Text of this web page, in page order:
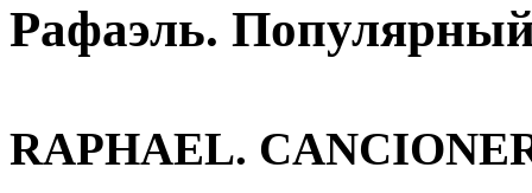
Рафаэль.
RAPHAEL.